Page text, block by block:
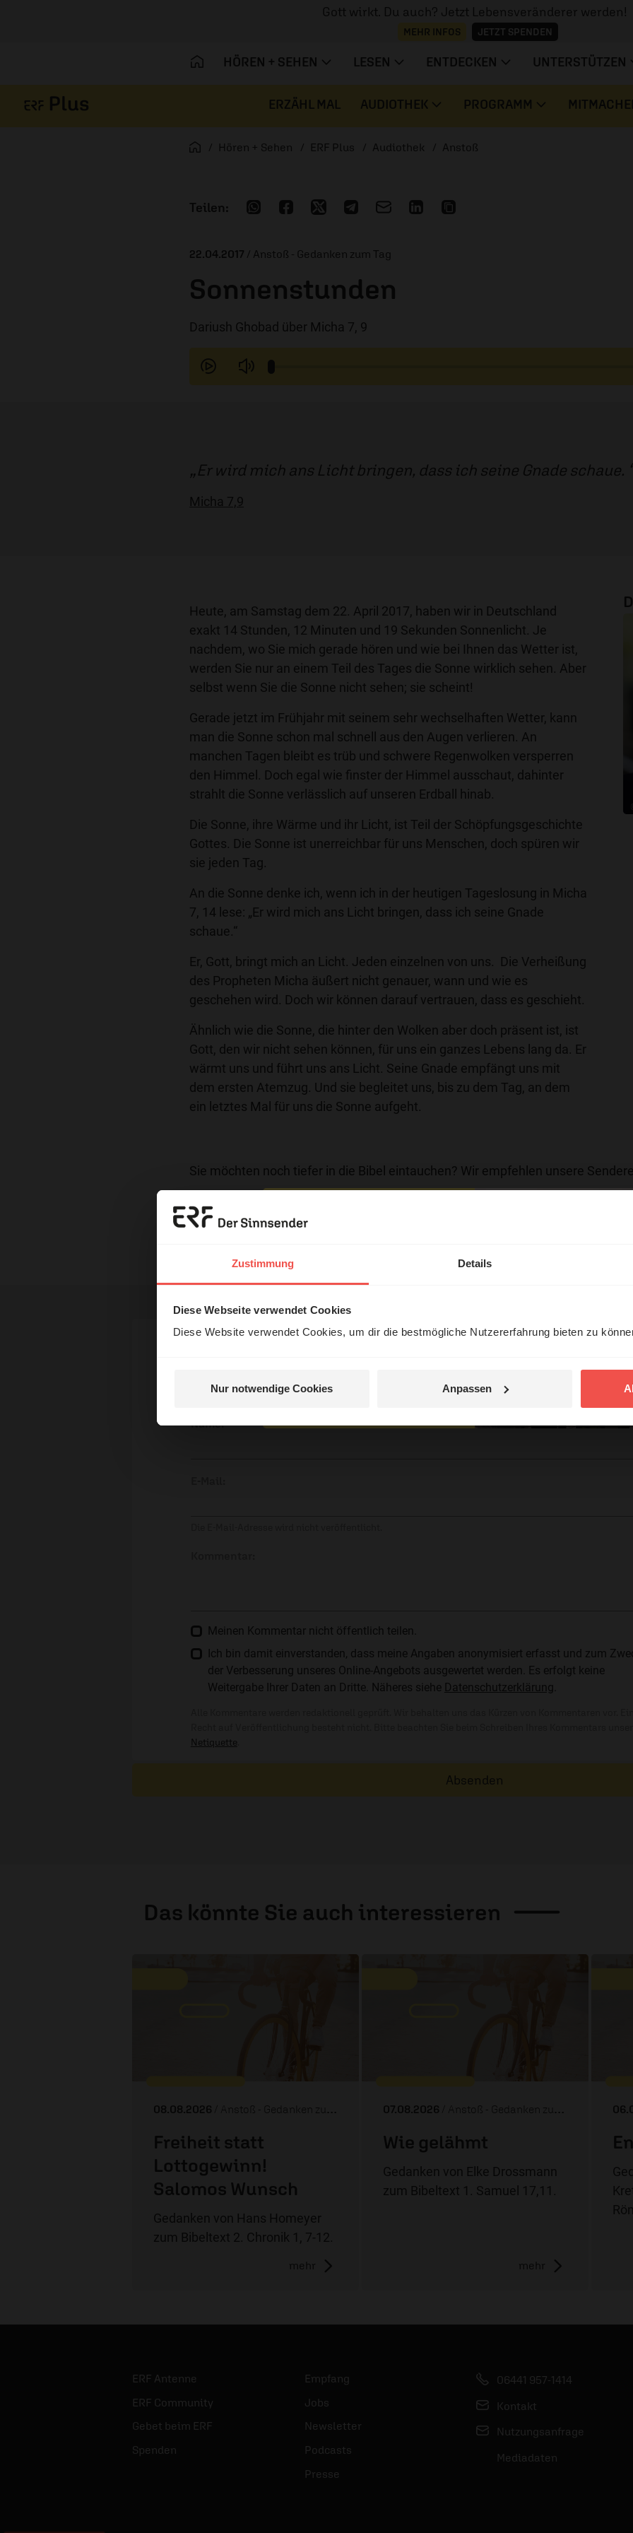
Zustimmung Details
Diese Webseite verwendet Cookies
Diese Website verwendet Cookies, um dir die bestmögliche Nutzererfahrung bieten zu
Nur notwendige Cookies Anpassen
Gott wirkt. Du auch? Jetzt Lebensveränderer werden!
MEHR INFOS JETZT SPENDEN
HÖREN + SEHEN LESEN ENTDECKEN UNTERSTÜTZEN
ERZÄHL MAL AUDIOTHEK PROGRAMM
Startseite
Hören + Sehen ERF Plus Audiothek Anstoß
22.04.2017 / Anstoß - Gedanken zum Tag
Sonnenstunden
Dariush Ghobad über Micha 7, 9
Er wird mich ans Licht bringen, dass ich seine Gnade schaue.
Micha 7,9
Heute, am Samstag dem 22. April 2017, haben wir in Deutschland
exakt 14 Stunden, 12 Minuten und 19 Sekunden Sonnenlicht. Je
nachdem, wo Sie mich gerade hören und wie bei Ihnen das Wetter ist,
werden Sie nur an einem Teil des Tages die Sonne wirklich sehen. Aber
selbst wenn Sie die Sonne nicht sehen; sie scheint!
Gerade jetzt im Frühjahr mit seinem sehr wechselhaften Wetter, kann
man die Sonne schon mal schnell aus den Augen verlieren. An
manchen Tagen bleibt es trüb und schwere Regenwolken versperren
den Himmel. Doch egal wie finster der Himmel ausschaut, dahinter
strahlt die Sonne verlässlich auf unseren Erdball hinab.
Die Sonne, ihre Wärme und ihr Licht, ist Teil der Schöpfungsgeschichte
Gottes. Die Sonne ist unerreichbar für uns Menschen, doch spüren wir
sie jeden Tag.
An die Sonne denke ich, wenn ich in der heutigen Tageslosung in Micha
7, 14 lese: „Er wird mich ans Licht bringen, dass ich seine Gnade
schaue.“
Er, Gott, bringt mich an Licht. Jeden einzelnen von uns. Die Verheißung
des Propheten Micha äußert nicht genauer, wann und wie es
geschehen wird. Doch wir können darauf vertrauen, dass es geschieht.
Ähnlich wie die Sonne, die hinter den Wolken aber doch präsent ist, ist
Gott, den wir nicht sehen können, für uns ein ganzes Lebens lang da. Er
wärmt uns und führt uns ans Licht. Seine Gnade empfängt uns mit
dem ersten Atemzug. Und sie begleitet uns, bis zu dem Tag, an dem
ein letztes Mal für uns die Sonne aufgeht.
Sie möchten noch tiefer in die Bibel eintauchen? Wir empfehlen unsere
Name:
Meinen Kommentar nicht öffentlich teilen.
Ich bin damit einverstanden, dass meine Angaben anonymisiert erfasst und zum
der Verbesserung unseres Online-Angebots ausgewertet werden. Es erfolgt keine
Weitergabe Ihrer Daten an Dritte. Näheres siehe Datenschutzerklärung
Netiquette
Absenden
Das könnte Sie auch interessieren
08.08.2026 / Anstoß - Gedanken zum Tag
Freiheit statt
Lottogewinn!
Salomos Wunsch
Gedanken von Hans Homeyer
zum Bibeltext 2. Chronik 1, 7-12.
mehr
07.08.2026 / Anstoß - Gedanken zum Tag
Wie gelähmt
Gedanken von Elke Drossmann
zum Bibeltext 1. Samuel 17,11.
mehr
ERF Antenne
ERF Community
Gebet beim ERF
Spenden
Empfang
Jobs
Newsletter
Podcasts
Presse
06441 957-1414
Kontakt
Nutzungsanfrage
Mediadaten
Erzähl mal!
Das erleben unsere Hörerinnen
und Hörer mit Gott ...
Jetzt Geschichten